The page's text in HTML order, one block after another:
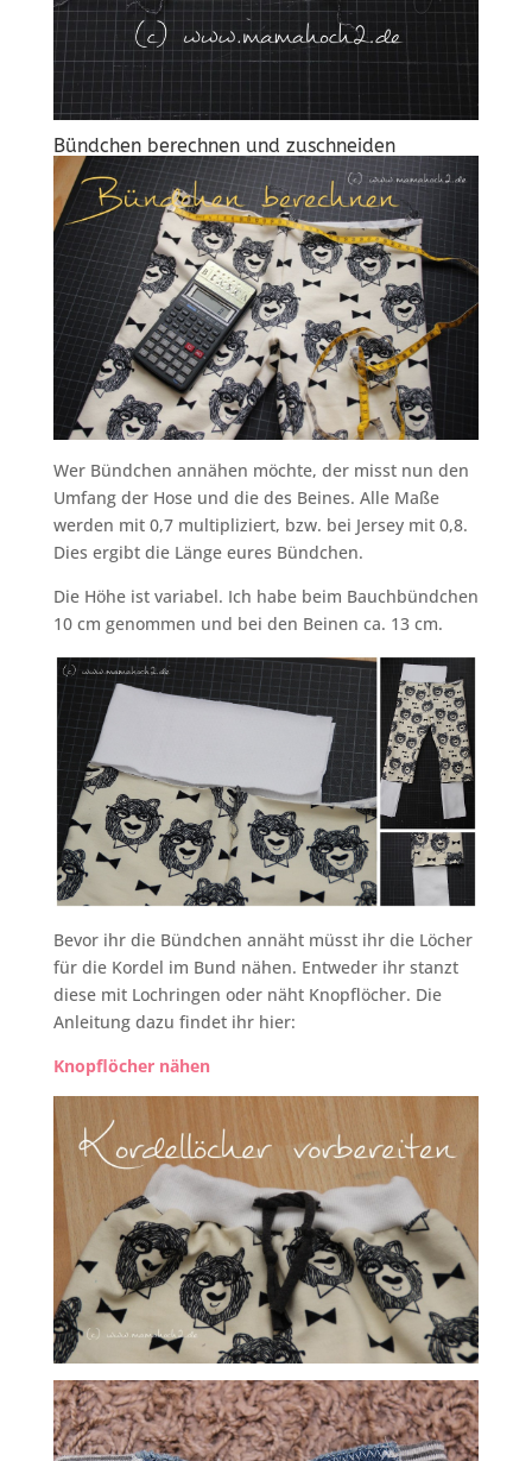
Bündchen berechnen und zuschneiden
Wer Bündchen annähen möchte, der misst nun den
Umfang der Hose und die des Beines. Alle Maße
werden mit 0,7 multipliziert, bzw. bei Jersey mit 0,8.
Dies ergibt die Länge eures Bündchen.
Die Höhe ist variabel. Ich habe beim Bauchbündchen
10 cm genommen und bei den Beinen ca. 13 cm.
Bevor ihr die Bündchen annäht müsst ihr die Löcher
für die Kordel im Bund nähen. Entweder ihr stanzt
diese mit Lochringen oder näht Knopflöcher. Die
Anleitung dazu findet ihr hier:
Knopflöcher nähen